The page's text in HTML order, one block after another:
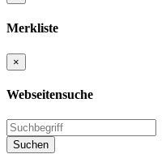
Merkliste
×
Webseitensuche